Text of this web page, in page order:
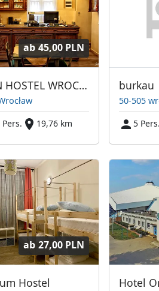
ab 45,00 PLN
GREEN HOSTEL WROCŁAW
Pers.
19,76 km
burkau
50-505
5 Pers.
ab 27,00 PLN
Hostel Hotel